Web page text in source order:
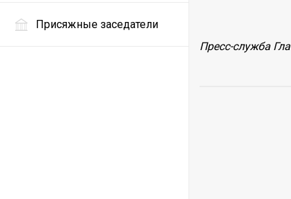
Присяжные заседатели
Пресс-служба